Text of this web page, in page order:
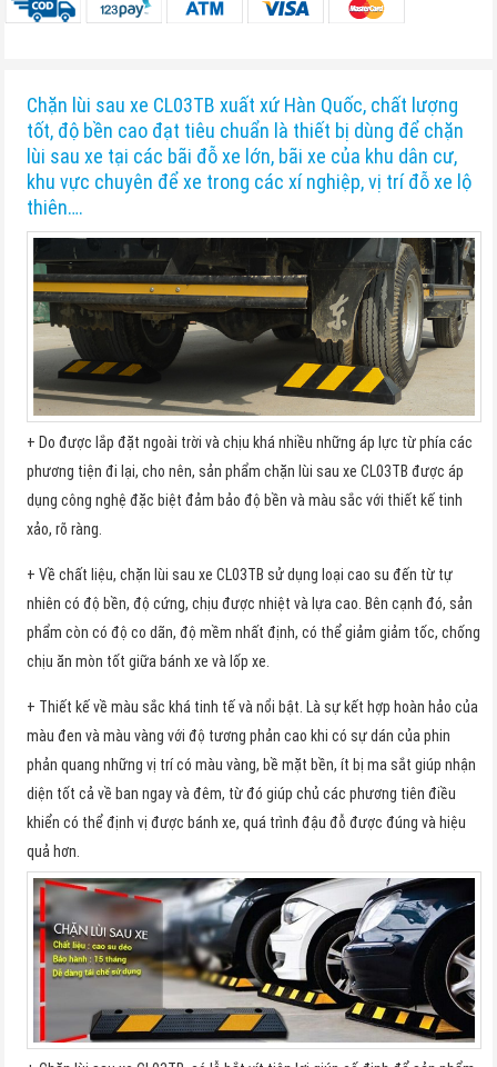
Chặn lùi sau xe CL03TB xuất xứ Hàn Quốc, chất lượng
tốt, độ bền cao đạt tiêu chuẩn là thiết bị dùng để chặn
lùi sau xe tại các bãi đỗ xe lớn, bãi xe của khu dân cư,
khu vực chuyên để xe trong các xí nghiệp, vị trí đỗ xe lộ
thiên….
+ Do được lắp đặt ngoài trời và chịu khá nhiều những áp lực từ phía các
phương tiện đi lại, cho nên, sản phẩm chặn lùi sau xe CL03TB được áp
dụng công nghệ đặc biệt đảm bảo độ bền và màu sắc với thiết kế tinh
xảo, rõ ràng.
+ Về chất liệu, chặn lùi sau xe CL03TB sử dụng loại cao su đến từ tự
nhiên có độ bền, độ cứng, chịu được nhiệt và lựa cao. Bên cạnh đó, sản
phẩm còn có độ co dãn, độ mềm nhất định, có thể giảm giảm tốc, chống
chịu ăn mòn tốt giữa bánh xe và lốp xe.
+ Thiết kế về màu sắc khá tinh tế và nổi bật. Là sự kết hợp hoàn hảo của
màu đen và màu vàng với độ tương phản cao khi có sự dán của phin
phản quang những vị trí có màu vàng, bề mặt bền, ít bị ma sắt giúp nhận
diện tốt cả về ban ngay và đêm, từ đó giúp chủ các phương tiên điều
khiển có thể định vị được bánh xe, quá trình đậu đỗ được đúng và hiệu
quả hơn.